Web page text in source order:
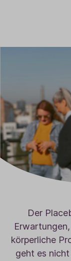
Der
körperliche
geht es nicht